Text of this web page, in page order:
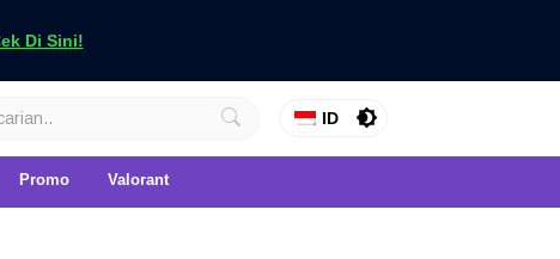
Di Sini!
ID
Promo Valorant